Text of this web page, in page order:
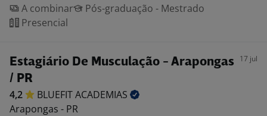
A combinar
Pós-graduação - Mestrado
Presencial
Estagiário De Musculação - Arapongas
/ PR
17 jul
4,2 BLUEFITACADEMIAS
Arapongas - PR